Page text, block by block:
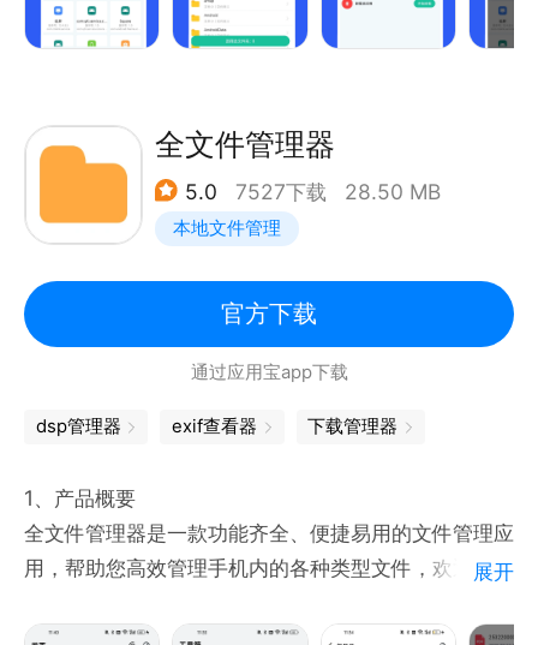
全文件管理器
5.0 7527下载 28.50 MB
本地文件管理
官方下载
通过应用宝app下载
dsp管理器 exif查看器 下载管理器
1、产品概要
全文件管理器是一款功能齐全、便捷易用的文件管理应
用，帮助您高效管理手机内的各种类型文件，欢迎下载
展开